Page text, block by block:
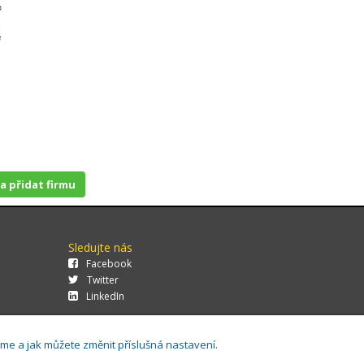
přidat firmu
Sledujte nás
Facebook
Twitter
LinkedIn
a jak můžete změnit příslušná nastavení.